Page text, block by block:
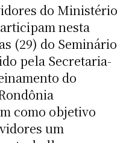
do Ministério
nesta
(29) do Seminário
pela Secretaria-
do
como objetivo
um